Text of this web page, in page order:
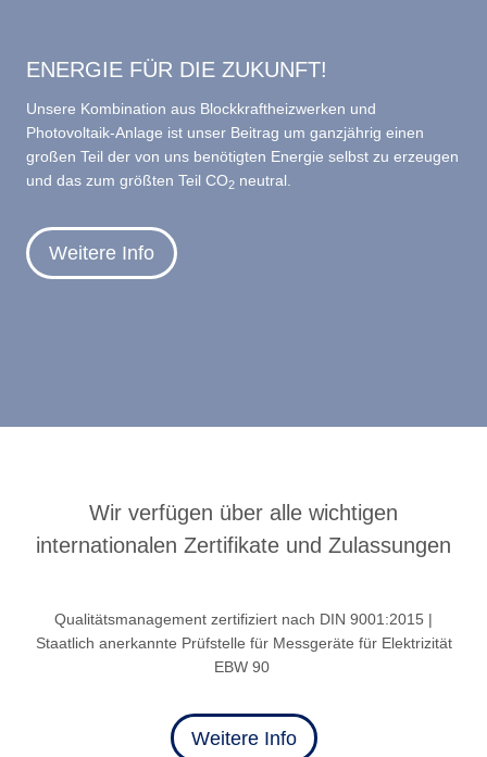
ENERGIE FÜR DIE ZUKUNFT!
Unsere Kombination aus Blockkraftheizwerken und
Photovoltaik-Anlage ist unser Beitrag um ganzjährig einen
großen Teil der von uns benötigten Energie selbst zu erzeugen
und das zum größten Teil CO2 neutral.
Weitere Info
Wir verfügen über alle wichtigen
internationalen Zertifikate und Zulassungen
Qualitätsmanagement zertifiziert nach DIN 9001:2015 |
Staatlich anerkannte Prüfstelle für Messgeräte für Elektrizität
EBW 90
Weitere Info